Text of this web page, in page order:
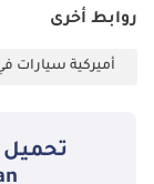
روابط أخرى
أميركية سيارات